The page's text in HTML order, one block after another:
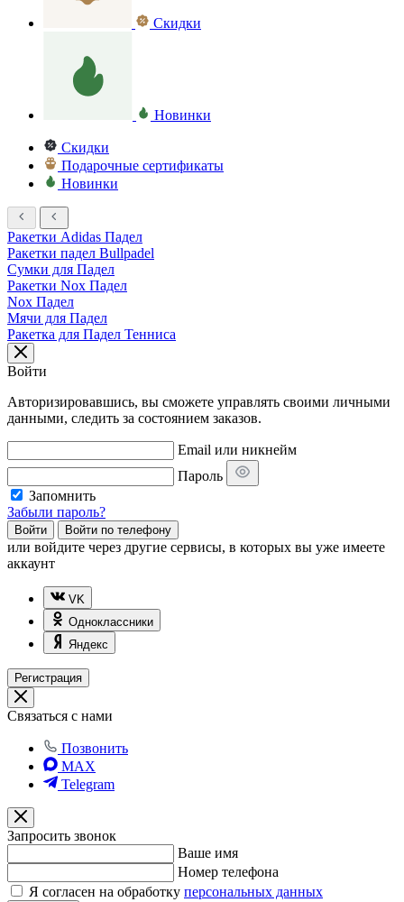
Скидки
Новинки
Скидки
Подарочные сертификаты
Новинки
Ракетки Adidas Падел
Ракетки падел Bullpadel
Сумки для Падел
Ракетки Nox Падел
Nox Падел
Мячи для Падел
Ракетка для Падел Тенниса
Войти
Авторизировавшись, вы сможете управлять своими личными
данными, следить за состоянием заказов.
Email или никнейм
Пароль
Запомнить
Забыли пароль?
Войти Войти по телефону
или войдите через другие сервисы, в которых вы уже имеете
аккаунт
VK
Одноклассники
Яндекс
Регистрация
Связаться с нами
Позвонить
MAX
Telegram
Запросить звонок
Ваше имя
Номер телефона
Я согласен на обработку персональных данных